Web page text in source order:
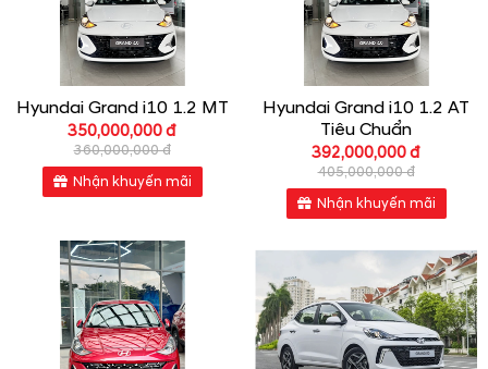
Hyundai Grand i10 1.2 MT
350,000,000 đ
360,000,000 đ
Nhận khuyến mãi
Hyundai Grand i10 1.2 AT
Tiêu Chuẩn
392,000,000 đ
405,000,000 đ
Nhận khuyến mãi